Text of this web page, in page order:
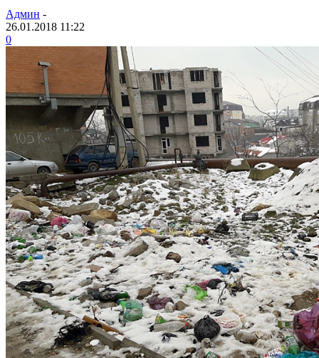
Админ -
26.01.2018 11:22
0